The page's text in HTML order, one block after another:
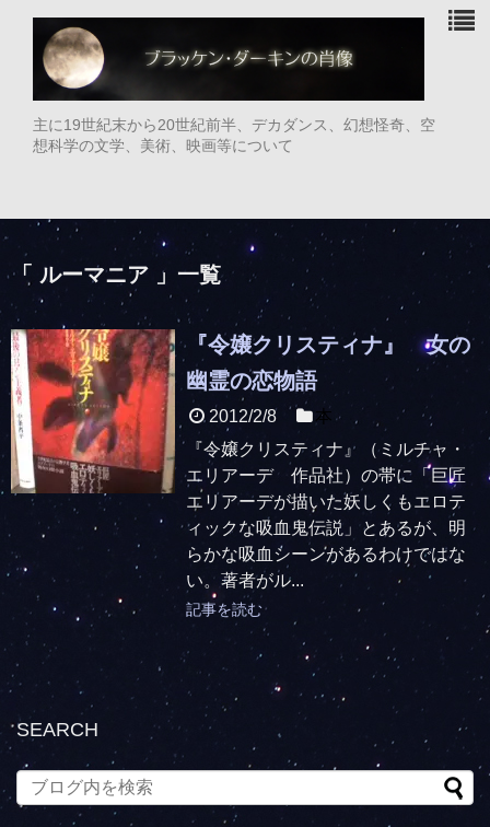
主に19世紀末から20世紀前半、デカダンス、幻想怪奇、空
想科学の文学、美術、映画等について
「 ルーマニア 」一覧
『令嬢クリスティナ』 女の
幽霊の恋物語
2012/2/8
本
『令嬢クリスティナ』（ミルチャ・
エリアーデ 作品社）の帯に「巨匠
エリアーデが描いた妖しくもエロテ
ィックな吸血鬼伝説」とあるが、明
らかな吸血シーンがあるわけではな
い。著者がル...
記事を読む
SEARCH